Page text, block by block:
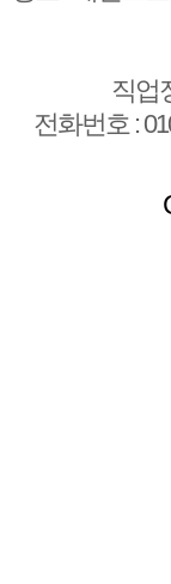
직업
전화번호 :